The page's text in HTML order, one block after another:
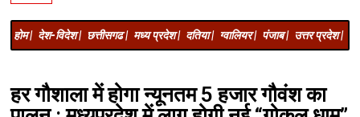
होम | देश-विदेश | छत्तीसगढ | मध्य प्रदेश | दतिया | ग्वालियर | पंजाब | उत्तर प्रदेश |
हर गौशाला में होगा न्यूनतम 5 हजार गौवंश का